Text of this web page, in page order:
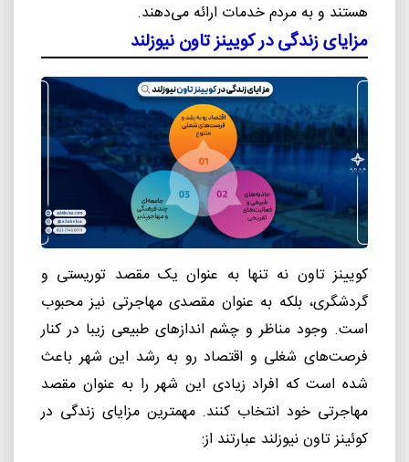
هستند و به مردم خدمات ارائه می‌دهند.
مزایای زندگی در کویینز تاون نیوزلند
کویینز تاون نه تنها به عنوان یک مقصد توریستی و
گردشگری، بلکه به عنوان مقصدی مهاجرتی نیز محبوب
است. وجود مناظر و چشم اندازهای طبیعی زیبا در کنار
فرصت‌های شغلی و اقتصاد رو به رشد این شهر باعث
شده است که افراد زیادی این شهر را به عنوان مقصد
مهاجرتی خود انتخاب کنند. مهمترین مزایای زندگی در
کوئینز تاون نیوزلند عبارتند از: